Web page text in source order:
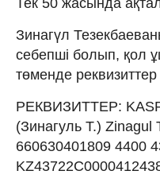
Зинагүл
себепші болып, қол
төменде реквизиттер
РЕКВИЗИТТЕР:
(Зинагуль Т.)
660630401809 4400